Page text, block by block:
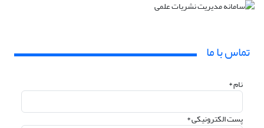
تماس با ما
نام *
پست الکترونیکی *